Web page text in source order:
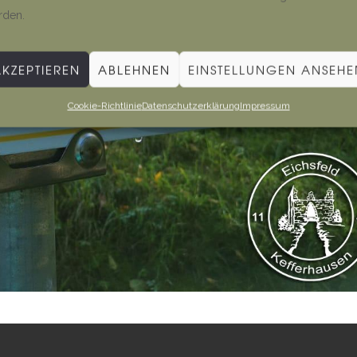
ABLEHNEN EINSTELLUNGEN
Cookie-RichtlinieDatenschutzerklärungImpressum